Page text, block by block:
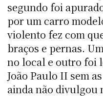
segundo foi
por um carro
violento fez com
braços e pernas.
no local e outro foi
João Paulo II sem
ainda não divulgou